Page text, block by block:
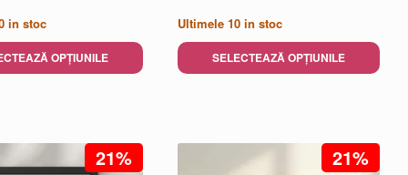
45,00 lei
până
in stoc
OPȚIUNILE
45,00 lei
până
Ultimele10 in stoc
SELECTEAZĂ OPȚIUNILE
mai
21% 21%